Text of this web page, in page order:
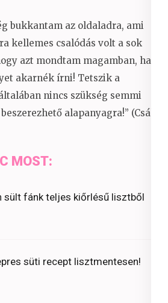
bukkantam az oldaladra, ami
kellemes csalódás volt a sok
azt mondtam magamban, ha
akarnék írni! Tetszik a
nincs szükség semmi
alapanyagra!” (Csáky
MOST:
sült fánk teljes kiőrlésű lisztből
süti recept lisztmentesen!